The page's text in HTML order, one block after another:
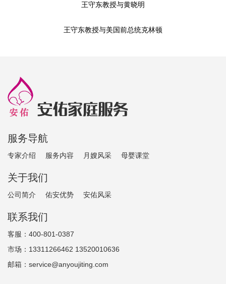
王守东教授与黄晓明
王守东教授与美国前总统克林顿
服务导航
专家介绍 服务内容 月嫂风采 母婴课堂
关于我们
公司简介 佑安优势 安佑风采
联系我们
客服：400-801-0387
市场：13311266462 13520010636
邮箱：service@anyoujiting.com